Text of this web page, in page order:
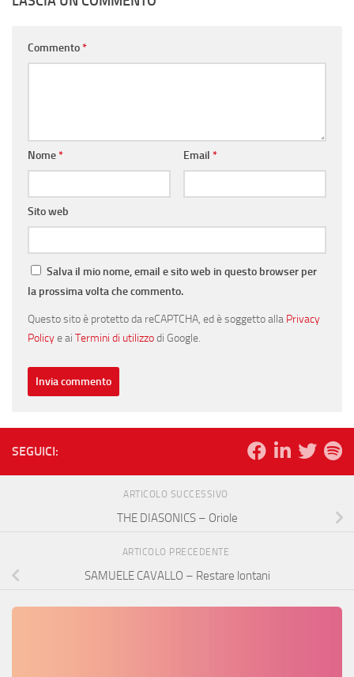
Commento*
Nome* Email *
Sito web
Salva il mio nome, email e sito web in questo browser per
la prossima volta che commento.
Questo sito è protetto da reCAPTCHA, ed è soggetto alla Privacy
Policye ai Termini di utilizzodi Google.
SEGUICI:
ARTICOLO SUCCESSIVO
THE DIASONICS – Oriole
ARTICOLO PRECEDENTE
SAMUELE CAVALLO – Restare lontani